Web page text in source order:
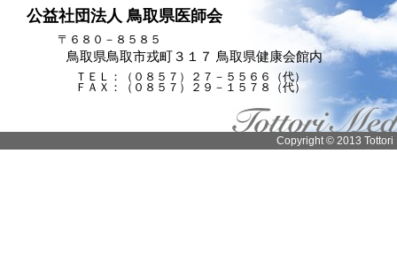
公益社団法人 鳥取県医師会
〒６８０－８５８５
鳥取県鳥取市戎町３１７ 鳥取県健康会館内
ＴＥＬ：（０８５７）２７－５５６６（代）
ＦＡＸ：（０８５７）２９－１５７８（代）
Copyright © 2013 Tottori